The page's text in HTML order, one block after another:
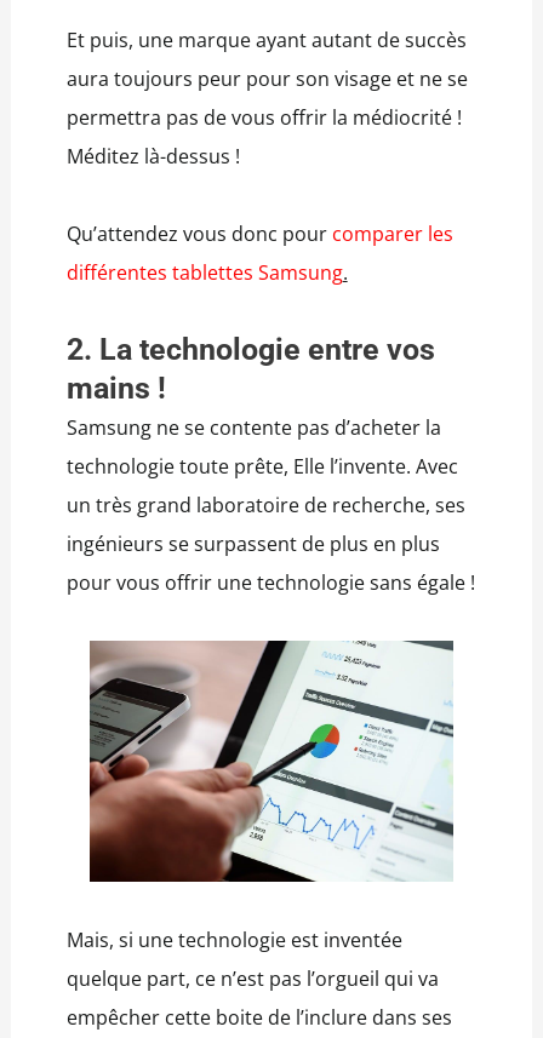
Et puis, une marque ayant autant de succès
aura toujours peur pour son visage et ne se
permettra pas de vous offrir la médiocrité !
Méditez là-dessus !
Qu’attendez vous donc pour comparer les
différentes tablettes Samsung.
2. La technologie entre vos
mains !
Samsung ne se contente pas d’acheter la
technologie toute prête, Elle l’invente. Avec
un très grand laboratoire de recherche, ses
ingénieurs se surpassent de plus en plus
pour vous offrir une technologie sans égale !
Mais, si une technologie est inventée
quelque part, ce n’est pas l’orgueil qui va
empêcher cette boite de l’inclure dans ses